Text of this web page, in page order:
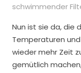
schwimmender
Nun ist sie da, die
Temperaturen
wieder mehr Zeit
gemütlich